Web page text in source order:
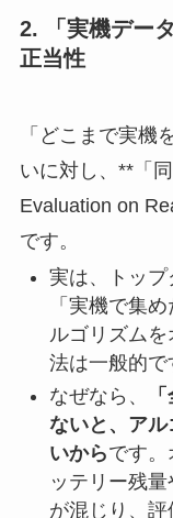
2. 「実機デー
正当性
「どこまで実機
いに対し、**「
Evaluation on
です。
実は、トップ
「実機で集
ルゴリズム
法は一般的で
なぜなら、
ないと、ア
いからです
ッテリー残
が混じり、評